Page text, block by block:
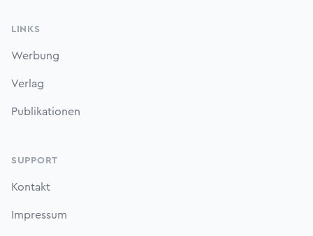
LINKS
Werbung
Verlag
Publikationen
SUPPORT
Kontakt
Impressum